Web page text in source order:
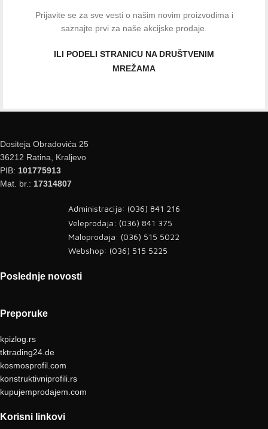
Prijavite se za sve vesti o našim novim proizvodima i
saznajte prvi za naše akcijske prodaje.
ILI PODELI STRANICU NA DRUŠTVENIM
MREŽAMA
Dositeja Obradovića 25
36212 Ratina, Kraljevo
PIB: 101775913
Mat. br.: 17314807
Administracija: (036) 841 216
Veleprodaja: (036) 841 375
Maloprodaja: (036) 515 5022
Webshop: (036) 515 5225
Poslednje novosti
Preporuke
kpizlog.rs
tktrading24.de
kosmosprofil.com
konstruktivniprofili.rs
kupujemprodajem.com
Korisni linkovi